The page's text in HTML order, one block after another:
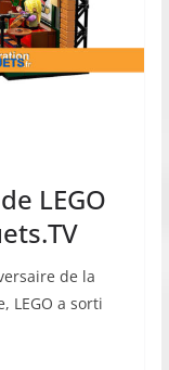
LEGO
de la
LEGO a sorti